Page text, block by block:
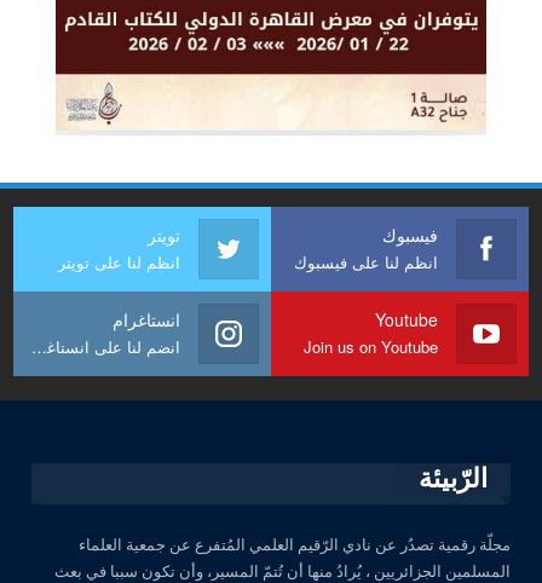
فيسبوك
انظم لنا على فيسبوك
تويتر
انظم لنا على تويتر
Youtube
Join us on Youtube
انستاغرام
انضم لنا على انستاغرام
الرّبيئة
مجلّة رقمية تصدُر عن نادي الرّقيم العلمي المُتفرع عن جمعية العلماء
المسلمين الجزائريين ، يُرادُ منها أن تُتمّ المسير، وأن تكون سببا في بعث